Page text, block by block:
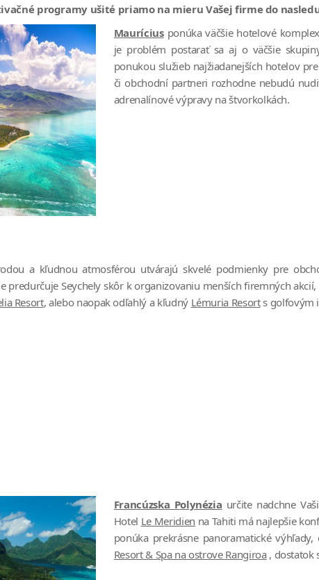
programy ušité priamo na mieru Vašej firme do
Mauríciusponúka väčšie hotelové
je problém postarať sa aj o väčšie
ponukou služieb najžiadanejších hotelov
či obchodní partneri rozhodne nebudú
adrenalínové výpravy na štvorkolkách.
a kľudnou atmosférou utvárajú skvelé podmienky pre
predurčuje Seychely skôr k organizovaniu menších firemných
Resort, alebo naopak odľahlý a kľudný Lémuria Resorts golfovým
Francúzska Polynézia určite nadchne
Hotel Le Meridien na Tahiti má najlepšie
ponúka prekrásne panoramatické
Resort & Spa na ostrove Rangiroa, dostatok